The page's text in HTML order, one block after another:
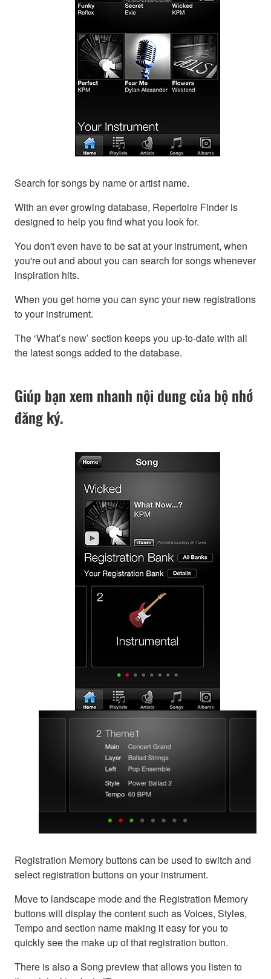
Search for songs by name or artist name.
With an ever growing database, Repertoire Finder is
designed to help you find what you look for.
You don't even have to be sat at your instrument, when
you're out and about you can search for songs whenever
inspiration hits.
When you get home you can sync your new registrations
to your instrument.
The ‘What’s new’ section keeps you up-to-date with all
the latest songs added to the database.
Giúp bạn xem nhanh nội dung của bộ nhớ
đăng ký.
Registration Memory buttons can be used to switch and
select registration buttons on your instrument.
Move to landscape mode and the Registration Memory
buttons will display the content such as Voices, Styles,
Tempo and section name making it easy for you to
quickly see the make up of that registration button.
There is also a Song preview that allows you listen to